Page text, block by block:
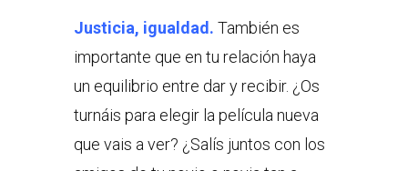
Justicia, igualdad. También es
importante que en tu relación haya
un equilibrio entre dar y recibir. ¿Os
turnáis para elegir la película nueva
que vais a ver? ¿Salís juntos con los